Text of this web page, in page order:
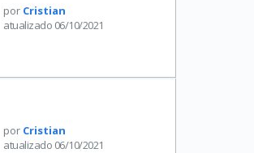
por Cristian
atualizado 06/10/2021
por Cristian
atualizado 06/10/2021